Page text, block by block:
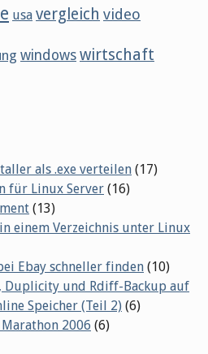
usa vergleich video
windows wirtschaft
als .exe verteilen (17)
für Linux Server (16)
(13)
einem Verzeichnis unter Linux
Ebay schneller finden (10)
Duplicity und Rdiff-Backup auf
Speicher (Teil 2) (6)
2006 (6)